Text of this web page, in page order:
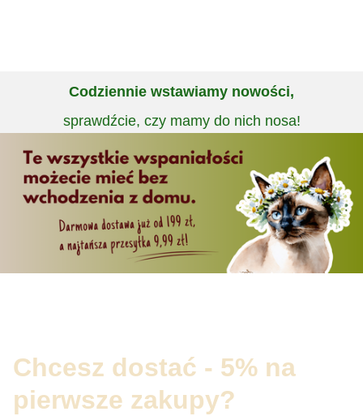
Codziennie wstawiamy nowości,
sprawdźcie, czy mamy do nich nosa!
Chcesz dostać - 5% na
pierwsze zakupy?